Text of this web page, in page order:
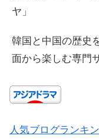
ヤ」
韓国と中国の歴史
面から楽しむ専門
人気ブログランキ